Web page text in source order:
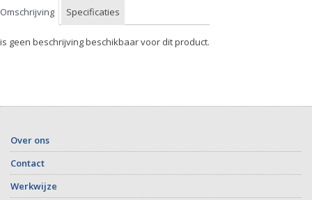
Omschrijving Specificaties
geen beschrijving beschikbaar voor dit product.
Over ons
Contact
Werkwijze